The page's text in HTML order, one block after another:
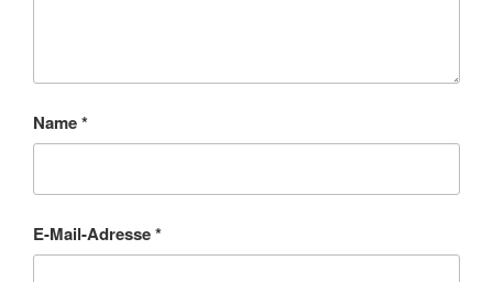
Name*
E-Mail-Adresse*